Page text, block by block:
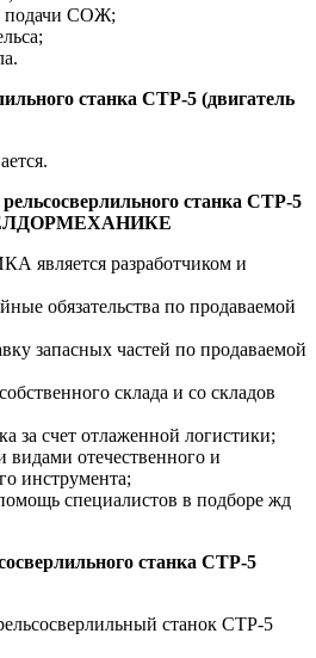
подачи СОЖ;
станка СТР-5 (двигатель
станка СТР-5
разработчиком и
обязательства по продаваемой
запасных частей по продаваемой
склада и со складов
за счет отлаженной логистики;
видами отечественного и
инструмента;
специалистов в подборе жд
станка СТР-5
станок СТР-5